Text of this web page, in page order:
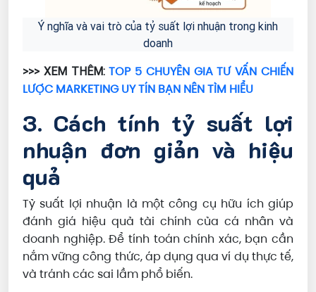
Ý nghĩa và vai trò của tỷ suất lợi nhuận trong kinh
doanh
>>> XEM THÊM:TOP 5 CHUYÊN GIA TƯ VẤN CHIẾN
LƯỢC MARKETING UY TÍN BẠN NÊN TÌM HIỂU
3. Cách tính tỷ suất lợi
nhuận đơn giản và hiệu
quả
Tỷ suất lợi nhuận là một công cụ hữu ích giúp
đánh giá hiệu quả tài chính của cá nhân và
doanh nghiệp. Để tính toán chính xác, bạn cần
nắm vững công thức, áp dụng qua ví dụ thực tế,
và tránh các sai lầm phổ biến.